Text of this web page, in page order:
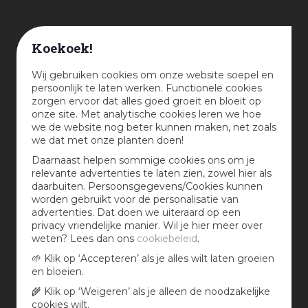
Koekoek!
Wij gebruiken cookies om onze website soepel en
persoonlijk te laten werken. Functionele cookies
zorgen ervoor dat alles goed groeit en bloeit op
onze site. Met analytische cookies leren we hoe
we de website nog beter kunnen maken, net zoals
we dat met onze planten doen!
Daarnaast helpen sommige cookies ons om je
relevante advertenties te laten zien, zowel hier als
daarbuiten. Persoonsgegevens/Cookies kunnen
worden gebruikt voor de personalisatie van
advertenties. Dat doen we uiteraard op een
privacy vriendelijke manier. Wil je hier meer over
weten? Lees dan ons cookiebeleid.
🌱 Klik op ‘Accepteren’ als je alles wilt laten groeien
en bloeien.
🌾 Klik op ‘Weigeren’ als je alleen de noodzakelijke
cookies wilt.
Dit zijn de verschillende
kleuren kerstverlichting
Kerstverlichting is verkrijgbaar in verschillende
kleurtemperaturen, gemeten in Kelvin. De meeste
leveranciers hanteren omschrijvingen zoals ‘classic
warm’ ‘warm wit’ of ‘extra warm wit’. Deze
aanduidingen zijn niet waterdicht, let er bij de
aanschaf van nieuwe kerstverlichting daarom op dat
met dezelfde kleuraanduiding koopt.